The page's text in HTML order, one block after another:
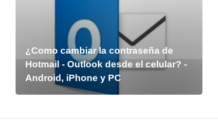
¿Como cambiar la contraseña de
Hotmail - Outlook desde el celular? -
Android, iPhone y PC